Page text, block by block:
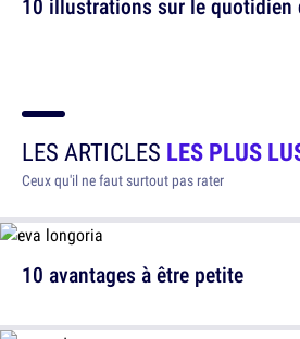
LES ARTICLES LES PLUS
Ceux qu'il ne faut surtout pas rater
10 avantages à être petite